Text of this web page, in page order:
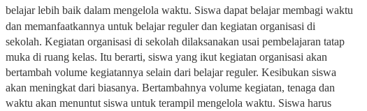
belajar lebih baik dalam mengelola waktu. Siswa dapat belajar membagi waktu
dan memanfaatkannya untuk belajar reguler dan kegiatan organisasi di
sekolah. Kegiatan organisasi di sekolah dilaksanakan usai pembelajaran tatap
muka di ruang kelas. Itu berarti, siswa yang ikut kegiatan organisasi akan
bertambah volume kegiatannya selain dari belajar reguler. Kesibukan siswa
akan meningkat dari biasanya. Bertambahnya volume kegiatan, tenaga dan
waktu akan menuntut siswa untuk terampil mengelola waktu. Siswa harus